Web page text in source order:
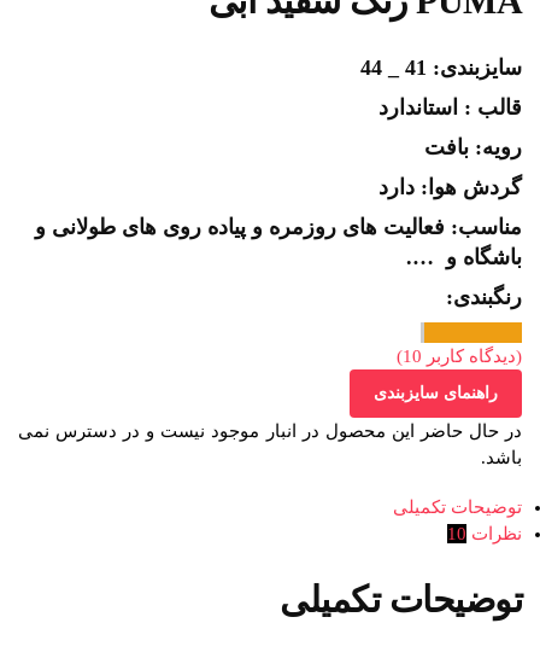
سایزبندی: 41 _ 44
قالب : استاندارد
رویه: بافت
گردش هوا: دارد
مناسب: فعالیت های روزمره و پیاده روی های طولانی و
باشگاه و ….
رنگبندی:
(دیدگاه کاربر 10
)
راهنمای سایزبندی
در حال حاضر این محصول در انبار موجود نیست و در دسترس نمی
باشد.
توضیحات تکمیلی
نظرات 10
توضیحات تکمیلی